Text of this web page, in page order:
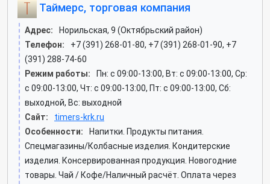
Таймерс, торговая компания
Адрес:
Норильская, 9 (Октябрьский район)
Телефон:
+7 (391) 268-01-80, +7 (391) 268-01-90, +7
(391) 288-74-60
Режим работы:
Пн: c 09:00-13:00, Вт: c 09:00-13:00, Ср:
c 09:00-13:00, Чт: c 09:00-13:00, Пт: c 09:00-13:00, Сб:
выходной, Вс: выходной
Сайт:
timers-krk.ru
Особенности:
Напитки. Продукты питания.
Спецмагазины/Колбасные изделия. Кондитерские
изделия. Консервированная продукция. Новогодние
товары. Чай / Кофе/Наличный расчёт. Оплата через